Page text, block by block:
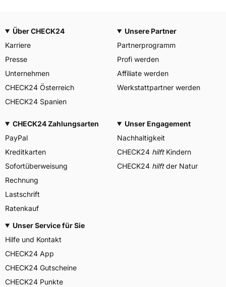
Über CHECK24
Karriere
Presse
Unternehmen
CHECK24 Österreich
CHECK24 Spanien
Unsere Partner
Partnerprogramm
Profi werden
Affiliate werden
Werkstattpartner werden
CHECK24 Zahlungsarten
PayPal
Kreditkarten
Sofortüberweisung
Rechnung
Lastschrift
Ratenkauf
Unser Engagement
Nachhaltigkeit
CHECK24 hilftKindern
CHECK24 hilftder Natur
Unser Service für Sie
Hilfe und Kontakt
CHECK24 App
CHECK24 Gutscheine
CHECK24 Punkte